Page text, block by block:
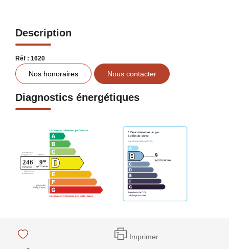
Description
Réf : 1620
Nos honoraires Nous contacter
Diagnostics énergétiques
Imprimer